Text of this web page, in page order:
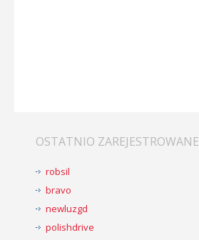
OSTATNIO ZAREJESTROWANE
robsil
bravo
newluzgd
polishdrive